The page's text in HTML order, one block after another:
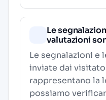
Le
valutazioni
Le segnalazioni e
inviate dai
rappresentano la
possiamo